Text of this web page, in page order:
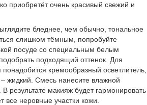
приобретёт очень красивый свежий и
бледнее, чем обычно, тональное
слишком тёмным, попробуйте
посуде со специальным белым
подходящий оттенок. Для
кремообразный осветлитель,
– жидкий. Смесь нанесите влажной
В результате макияж будет гармонировать
все неровные участки кожи.